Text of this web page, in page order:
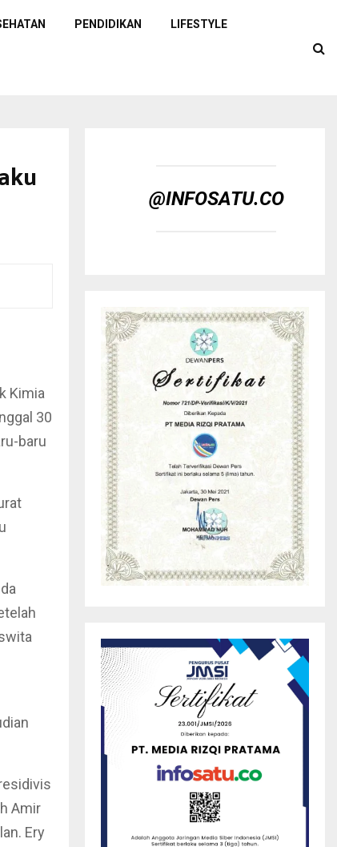
PENDIDIKAN LIFESTYLE
Kimia
30
baru
Amir
Ery
@INFOSATU.CO